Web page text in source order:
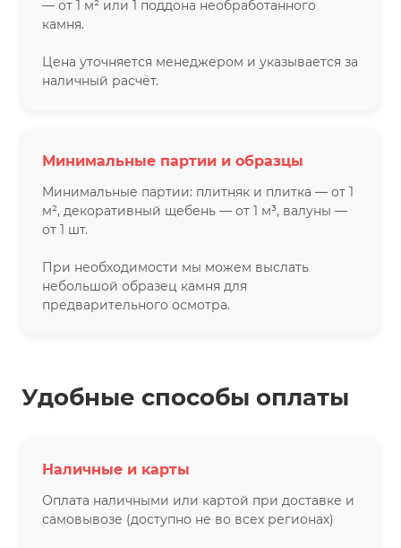
— от 1 м² или 1 поддона необработанного
камня.
Цена уточняется менеджером и указывается за
наличный расчёт.
Минимальные партии и образцы
Минимальные партии: плитняк и плитка — от 1
м², декоративный щебень — от 1 м³, валуны —
от 1 шт.
При необходимости мы можем выслать
небольшой образец камня для
предварительного осмотра.
Удобные способы оплаты
Наличные и карты
Оплата наличными или картой при доставке и
самовывозе (доступно не во всех регионах)